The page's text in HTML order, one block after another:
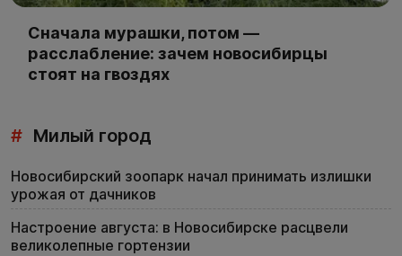
Сначала мурашки, потом —
расслабление: зачем новосибирцы
стоят на гвоздях
# Милый город
Новосибирский зоопарк начал принимать излишки
урожая от дачников
Настроение августа: в Новосибирске расцвели
великолепные гортензии